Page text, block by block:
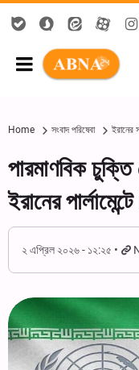
Home সংবাদ পরিষেবা ইরানের
পারমাণবিক
ইরানের
২ এপ্রিল ২০২৬ - ১২:২৫